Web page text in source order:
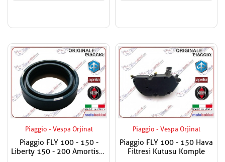
Piaggio - Vespa Orjinal
Piaggio FLY 100 - 150 -
Liberty 150 - 200 Amortisör
Piaggio - Vespa Orjinal
Piaggio FLY 100 - 150 Hava
Filtresi Kutusu Komple